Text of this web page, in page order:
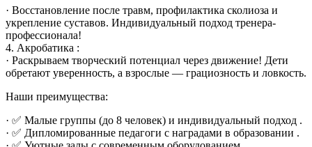
· Восстановление после травм, профилактика сколиоза и
укрепление суставов. Индивидуальный подход тренера-
профессионала!
4. Акробатика :
· Раскрываем творческий потенциал через движение! Дети
обретают уверенность, а взрослые — грациозность и ловкость.
Наши преимущества:
· ✅ Малые группы (до 8 человек) и индивидуальный подход .
· ✅ Дипломированные педагоги с наградами в образовании .